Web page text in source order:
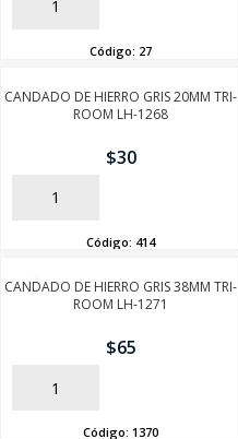
AÑADIR
Código: 27
CANDADO DE HIERRO GRIS 20MM TRI-
ROOM LH-1268
$30
AÑADIR
Código: 414
CANDADO DE HIERRO GRIS 38MM TRI-
ROOM LH-1271
$65
AÑADIR
Código: 1370